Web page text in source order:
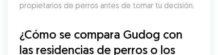
propietarios de perros antes de tomar tu decisión.
¿Cómo se compara Gudog con
las residencias de perros o los